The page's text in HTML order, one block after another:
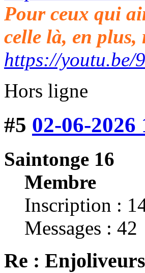
Pour ceux qui
celle là, en plus,
https://youtu.be/
Hors ligne
#5 02-06-2026
Saintonge 16
Membre
Inscription :
Messages : 42
Re :